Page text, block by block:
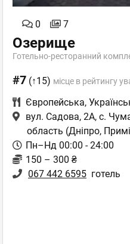
0 7
Озерище
Готельно-ресторанний
#7 (↑15) місце в рейтингу
Європейська,
вул. Садова, 2А, с.
область (Дніпро,
Пн–Нд 00:00 - 24:00
150 – 300 ₴
067 442 6595 готель